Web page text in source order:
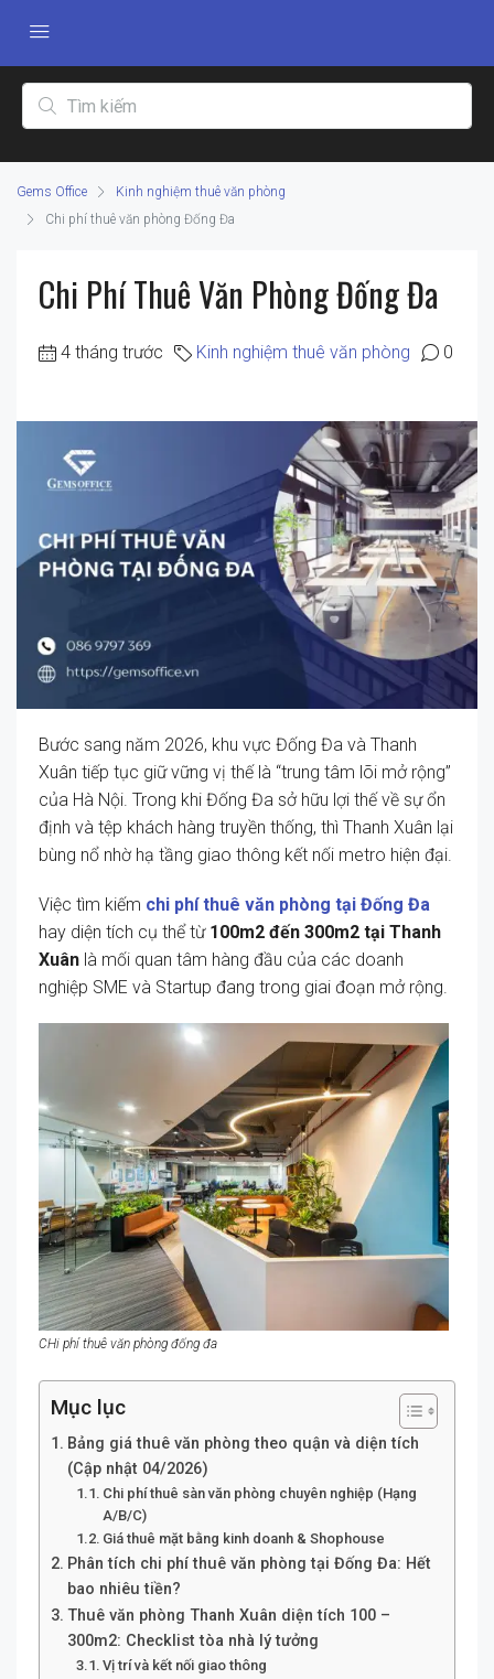
Gems Office
Kinh nghiệm thuê văn phòng
Chi phí thuê văn phòng Đống Đa
Chi Phí Thuê Văn Phòng Đống Đa
4 tháng trước Kinh nghiệm thuê văn phòng 0
Bước sang năm 2026, khu vực Đống Đa và Thanh
Xuân tiếp tục giữ vững vị thế là “trung tâm lõi mở rộng”
của Hà Nội. Trong khi Đống Đa sở hữu lợi thế về sự ổn
định và tệp khách hàng truyền thống, thì Thanh Xuân lại
bùng nổ nhờ hạ tầng giao thông kết nối metro hiện đại.
Việc tìm kiếm chi phí thuê văn phòng tại Đống Đa
hay diện tích cụ thể từ 100m2 đến 300m2 tại Thanh
Xuân là mối quan tâm hàng đầu của các doanh
nghiệp SME và Startup đang trong giai đoạn mở rộng.
CHi phí thuê văn phòng đống đa
Mục lục
Bảng giá thuê văn phòng theo quận và diện tích
(Cập nhật 04/2026)
Chi phí thuê sàn văn phòng chuyên nghiệp (Hạng
A/B/C)
Giá thuê mặt bằng kinh doanh & Shophouse
Phân tích chi phí thuê văn phòng tại Đống Đa: Hết
bao nhiêu tiền?
Thuê văn phòng Thanh Xuân diện tích 100 –
300m2: Checklist tòa nhà lý tưởng
Vị trí và kết nối giao thông